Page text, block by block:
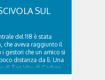
SUL
del 118 è stata
che aveva raggiunto il
gestori che un amico si
distanza da lì. Una
di San Vito di Cadore